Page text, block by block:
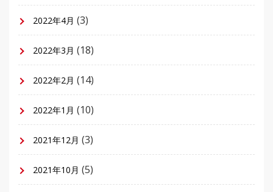
2022年4月 (3)
2022年3月 (18)
2022年2月 (14)
2022年1月 (10)
2021年12月 (3)
2021年10月 (5)